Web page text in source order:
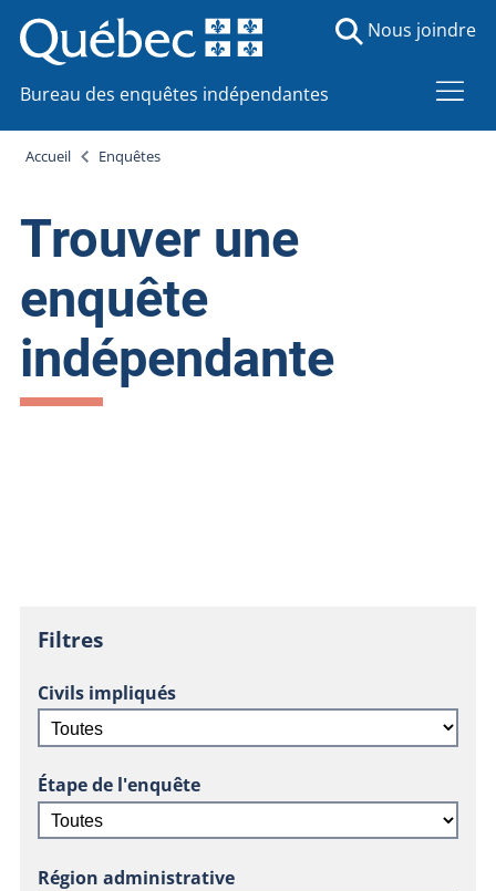
Bureau des enquêtes indépendantes
Nous joindre
Accueil Enquêtes
Trouver une
enquête
indépendante
Filtres
Civils impliqués
Étape de l'enquête
Région administrative